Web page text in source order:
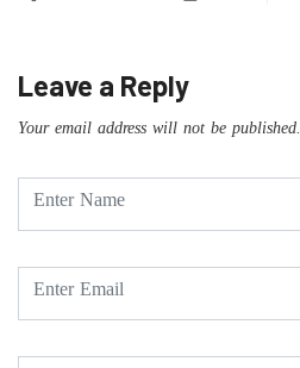
Leave a Reply
Your email address will not be published.